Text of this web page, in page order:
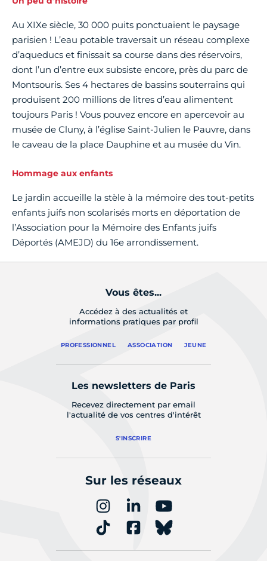
Au XIXe siècle, 30 000 puits ponctuaient le paysage
parisien ! L’eau potable traversait un réseau complexe
d’aqueducs et finissait sa course dans des réservoirs,
dont l’un d’entre eux subsiste encore, près du parc de
Montsouris. Ses 4 hectares de bassins souterrains qui
produisent 200 millions de litres d’eau alimentent
toujours Paris ! Vous pouvez encore en apercevoir au
musée de Cluny, à l’église Saint-Julien le Pauvre, dans
le caveau de la place Dauphine et au musée du Vin.
Hommage aux enfants
Le jardin accueille la stèle à la mémoire des tout-petits
enfants juifs non scolarisés morts en déportation de
l’Association pour la Mémoire des Enfants juifs
Déportés (AMEJD) du 16e arrondissement.
Vous êtes...
Accédez à des actualités et
informations pratiques par profil
PROFESSIONNEL ASSOCIATION JEUNE
Les newsletters de Paris
Recevez directement par email
l'actualité de vos centres d'intérêt
S'INSCRIRE
Sur les réseaux